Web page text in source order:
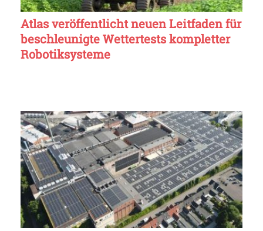
Atlas veröffentlicht neuen Leitfaden für
beschleunigte Wettertests kompletter
Robotiksysteme